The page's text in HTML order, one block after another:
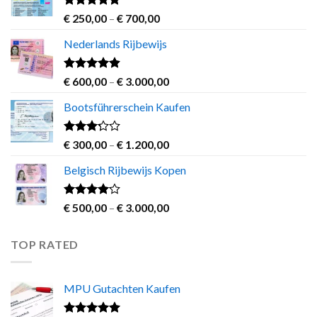
Rated4.63
out of 5
€ 250,00 – € 700,00Price
€ 250,00
€ 700,00
Nederlands Rijbewijs
Rated4.60
out of 5
€ 600,00 – € 3.000,00Price
€ 600,00
€ 3.000,00
Bootsführerschein Kaufen
Rated
out of
5
€ 300,00 – € 1.200,00Price
€ 300,00
€ 1.200,00
Belgisch Rijbewijs Kopen
Rated
out
€500,00 – € 3.000,00Price
TOP RATED
MPU Gutachten Kaufen